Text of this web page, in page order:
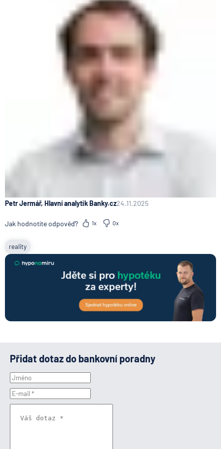
Petr Jermář, Hlavní analytik Banky.cz24.11.2025
Jak hodnotíte odpověď? 1x 0x
reality
Přidat dotaz do bankovní poradny